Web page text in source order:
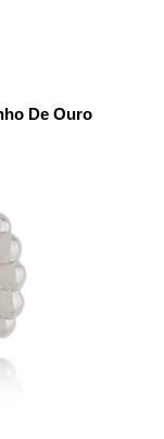
De Ouro